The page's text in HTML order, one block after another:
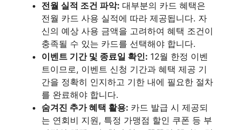
전월 실적 조건 파악: 대부분의 카드 혜택은
전월 카드 사용 실적에 따라 제공됩니다. 자
신의 예상 사용 금액을 고려하여 혜택 조건이
충족될 수 있는 카드를 선택해야 합니다.
이벤트 기간 및 종료일 확인: 12월 한정 이벤
트이므로, 이벤트 신청 기간과 혜택 제공 기
간을 정확히 인지하고 기한 내에 필요한 절차
를 완료해야 합니다.
숨겨진 추가 혜택 활용: 카드 발급 시 제공되
는 연회비 지원, 특정 가맹점 할인 쿠폰 등 부